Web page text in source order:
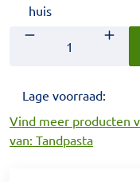
huis
Aantal
Voer het gewenste
Lage voorraad:
Vind meer producten
van: Tandpasta